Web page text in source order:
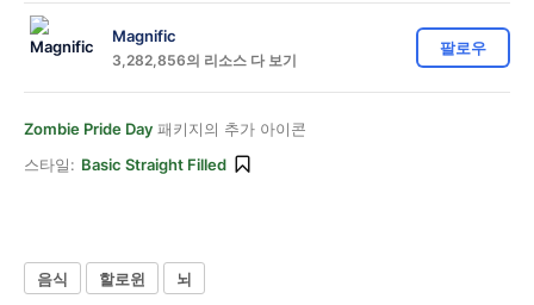
Magnific
3,282,856의 리소스 다 보기
팔로우
Zombie Pride Day 패키지의 추가 아이콘
스타일: Basic Straight Filled
음식 할로윈 뇌